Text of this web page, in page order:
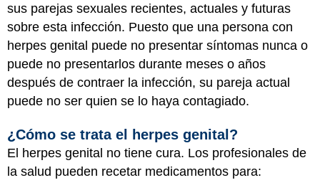
sus parejas sexuales recientes, actuales y futuras
sobre esta infección. Puesto que una persona con
herpes genital puede no presentar síntomas nunca o
puede no presentarlos durante meses o años
después de contraer la infección, su pareja actual
puede no ser quien se lo haya contagiado.
¿Cómo se trata el herpes genital?
El herpes genital no tiene cura. Los profesionales de
la salud pueden recetar medicamentos para: